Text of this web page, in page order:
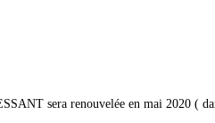
sera renouvelée en mai 2020 (